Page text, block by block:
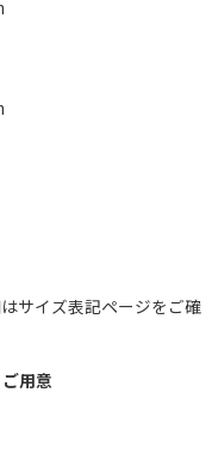
サイズ表記ページをご確
用意